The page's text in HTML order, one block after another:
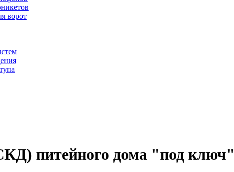
ворот
питейного дома "под ключ"